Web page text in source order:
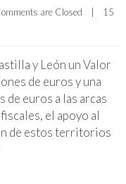
are Closed
15
y León un Valor
de euros y una
de euros a las arcas
el apoyo al
de estos territorios